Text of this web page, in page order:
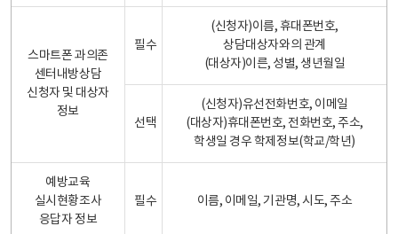
스마트폰 과의존
센터내방상담
신청자 및 대상자
정보
필수
(신청자)이름, 휴대폰번호,
상담대상자와의 관계
(대상자)이른, 성별, 생년월일
선택
(신청자)유선전화번호, 이메일
(대상자)휴대폰번호, 전화번호, 주소,
학생일 경우 학제정보(학교/학년)
예방교육
실시현황조사
응답자 정보
필수 이름, 이메일, 기관명, 시도, 주소